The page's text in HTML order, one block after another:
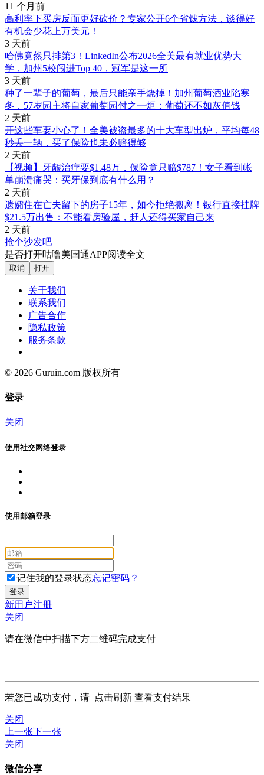
11 个月前
高利率下买房反而更好砍价？专家公开6个省钱方法，谈得好
有机会少花上万美元！
3 天前
哈佛竟然只排第3！LinkedIn公布2026全美最有就业优势大
学，加州5校闯进Top 40，冠军是这一所
3 天前
种了一辈子的葡萄，最后只能亲手烧掉！加州葡萄酒业陷寒
冬，57岁园主将自家葡萄园付之一炬：葡萄还不如灰值钱
2 天前
开这些车要小心了！全美被盗最多的十大车型出炉，平均每48
秒丢一辆，买了保险也未必赔得够
2 天前
【视频】牙龈治疗要$1.48万，保险竟只赔$787！女子看到帐
单崩溃痛哭：买牙保到底有什么用？
2 天前
遗孀住在亡夫留下的房子15年，如今拒绝搬离！银行直接挂牌
$21.5万出售：不能看房验屋，赶人还得买家自己来
2 天前
抢个沙发吧
是否打开咕噜美国通APP阅读全文
取消 打开
关于我们
联系我们
广告合作
隐私政策
服务条款
© 2026 Guruin.com 版权所有
登录
关闭
使用社交网络登录
使用邮箱登录
记住我的登录状态忘记密码？
新用户注册
关闭
请在微信中扫描下方二维码完成支付
若您已成功支付，请 点击刷新 查看支付结果
关闭
上一张下一张
关闭
微信分享